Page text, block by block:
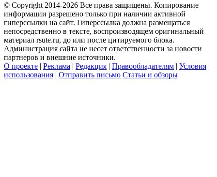
© Copyright 2014-2026 Все права защищены. Копирование
информации разрешено только при наличии активной
гиперссылки на сайт. Гиперссылка должна размещаться
непосредственно в тексте, воспроизводящем оригинальный
материал rsute.ru, до или после цитируемого блока.
Администрация сайта не несет ответственности за новости
партнеров и внешние источники.
О проекте | Реклама | Редакция | Правообладателям | Условия
использования | Отправить письмо Статьи и обзоры